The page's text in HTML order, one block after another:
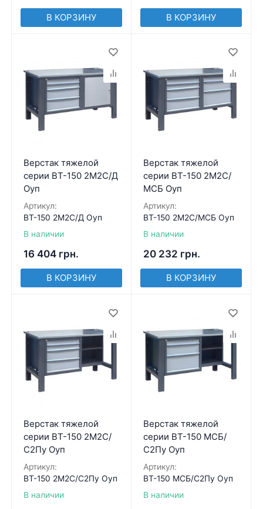
В КОРЗИНУ В КОРЗИНУ
Верстак тяжелой
серии ВТ-150 2М2С/Д
Оуп
Артикул:
ВТ-150 2М2С/Д Оуп
В наличии
16 404 грн.
В КОРЗИНУ
Верстак тяжелой
серии ВТ-150 2М2С/
МСБ Оуп
Артикул:
ВТ-150 2М2С/МСБ Оуп
В наличии
20 232 грн.
В КОРЗИНУ
Верстак тяжелой
серии ВТ-150 2М2С/
С2Пу Оуп
Артикул:
ВТ-150 2М2С/С2Пу Оуп
В наличии
Верстак тяжелой
серии ВТ-150 МСБ/
С2Пу Оуп
Артикул:
ВТ-150 МСБ/С2Пу Оуп
В наличии